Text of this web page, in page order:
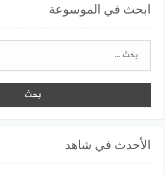
ابحث في الموسوعة
البحث
الأحدث في شاهد